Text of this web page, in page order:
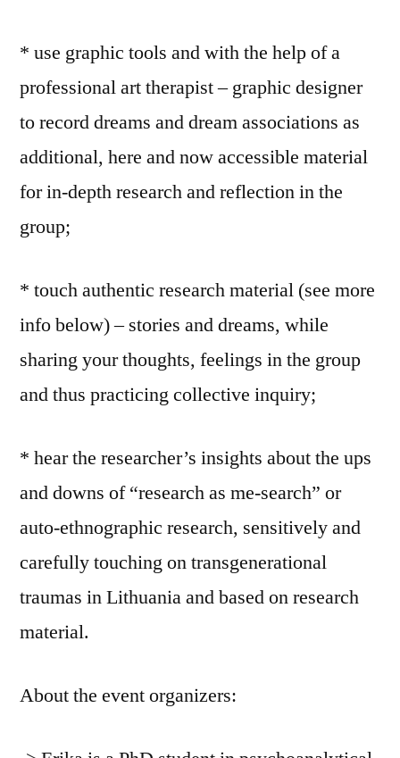
* use graphic tools and with the help of a
professional art therapist – graphic designer
to record dreams and dream associations as
additional, here and now accessible material
for in-depth research and reflection in the
group;
* touch authentic research material (see more
info below) – stories and dreams, while
sharing your thoughts, feelings in the group
and thus practicing collective inquiry;
* hear the researcher’s insights about the ups
and downs of “research as me-search” or
auto-ethnographic research, sensitively and
carefully touching on transgenerational
traumas in Lithuania and based on research
material.
About the event organizers: